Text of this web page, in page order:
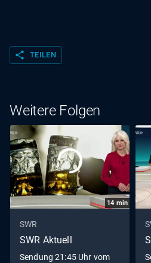
share TEILEN
Weitere Folgen
14 min
SWR
SWR Aktuell
Sendung 21:45 Uhr vom